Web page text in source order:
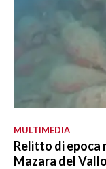
MULTIMEDIA
Relitto di epoca
Mazara del Vallo